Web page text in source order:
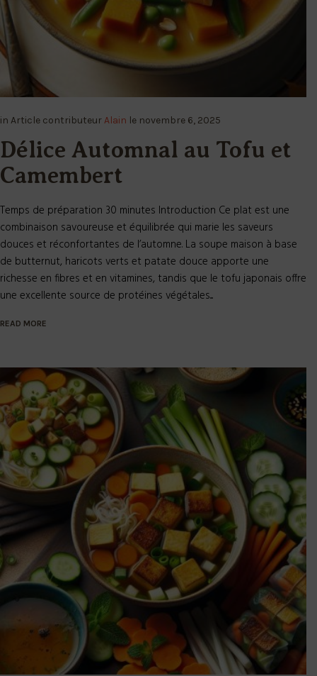
in Article contributeurAlain le novembre 6, 2025
Délice Automnal au Tofu et
Camembert
Temps de préparation 30 minutes Introduction Ce plat est une
combinaison savoureuse et équilibrée qui marie les saveurs
douces et réconfortantes de l’automne. La soupe maison à base
de butternut, haricots verts et patate douce apporte une
richesse en fibres et en vitamines, tandis que le tofu japonais offre
une excellente source de protéines végétales....
READ MORE